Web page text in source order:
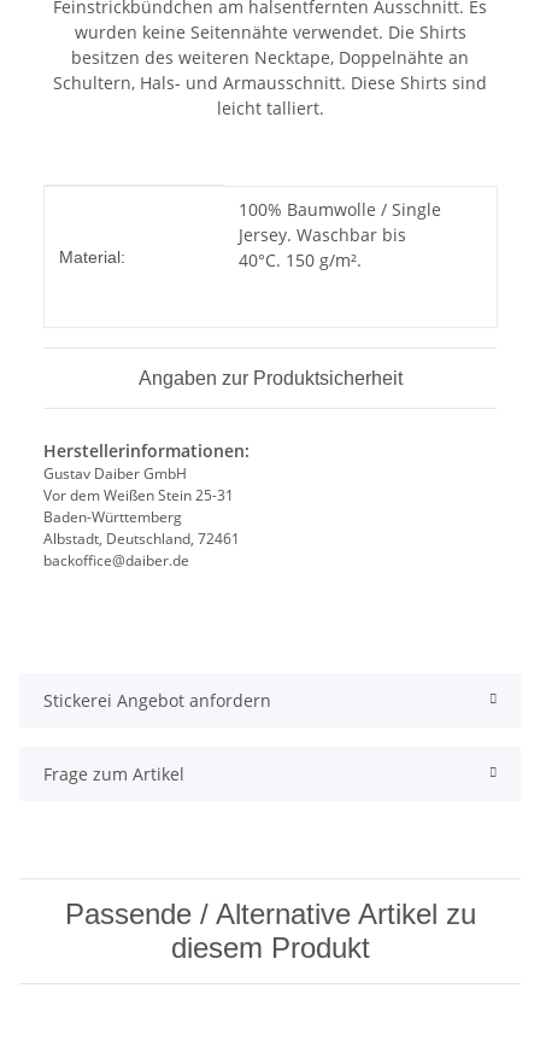
Feinstrickbündchen am halsentfernten Ausschnitt. Es
wurden keine Seitennähte verwendet. Die Shirts
besitzen des weiteren Necktape, Doppelnähte an
Schultern, Hals- und Armausschnitt. Diese Shirts sind
leicht talliert.
Material:
100% Baumwolle / Single
Jersey. Waschbar bis
40°C. 150 g/m².
Angaben zur Produktsicherheit
Herstellerinformationen:
Gustav Daiber GmbH
Vor dem Weißen Stein 25-31
Baden-Württemberg
Albstadt, Deutschland, 72461
backoffice@daiber.de
Stickerei Angebot anfordern
Frage zum Artikel
Passende / Alternative Artikel zu
diesem Produkt